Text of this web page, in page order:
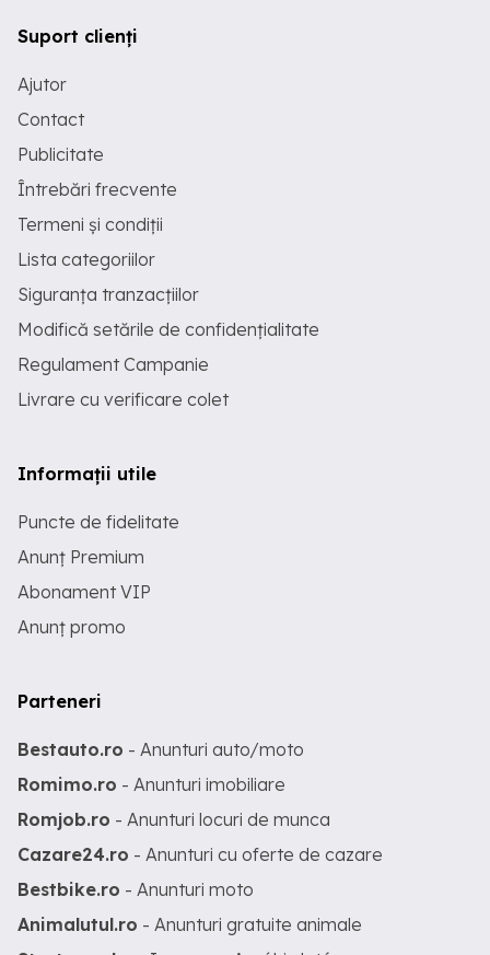
Suport clienți
Ajutor
Contact
Publicitate
Întrebări frecvente
Termeni și condiții
Lista categoriilor
Siguranța tranzacțiilor
Modifică setările de confidențialitate
Regulament Campanie
Livrare cu verificare colet
Informații utile
Puncte de fidelitate
Anunț Premium
Abonament VIP
Anunț promo
Parteneri
Bestauto.ro - Anunturi auto/moto
Romimo.ro - Anunturi imobiliare
Romjob.ro - Anunturi locuri de munca
Cazare24.ro - Anunturi cu oferte de cazare
Bestbike.ro - Anunturi moto
Animalutul.ro - Anunturi gratuite animale